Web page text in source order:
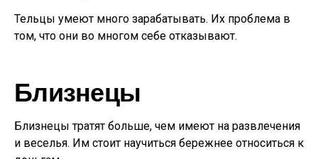
Тельцы умеют много зарабатывать. Их проблема в
том, что они во многом себе отказывают.
Близнецы
Близнецы тратят больше, чем имеют на развлечения
и веселья. Им стоит научиться бережнее относиться к